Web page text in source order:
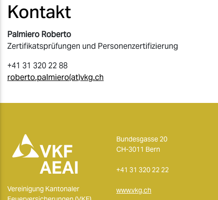
Kontakt
Palmiero Roberto
Zertifikatsprüfungen und Personenzertifizierung
+41 31 320 22 88
roberto.palmiero(at)vkg.ch
Vereinigung Kantonaler
Bundesgasse 20
CH-3011 Bern
+41 31 320 22 22
www.vkg.ch